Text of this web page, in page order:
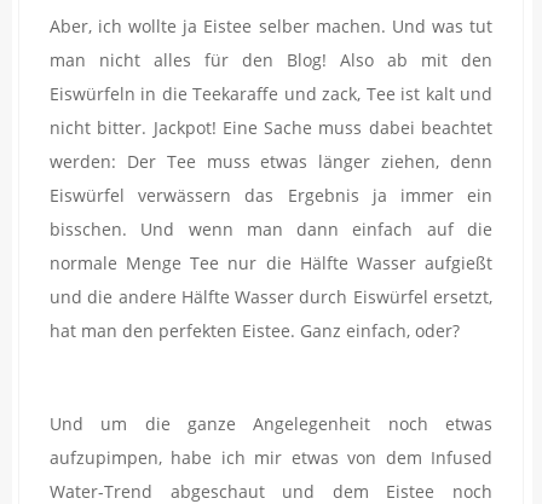
Aber, ich wollte ja Eistee selber machen. Und was tut
man nicht alles für den Blog! Also ab mit den
Eiswürfeln in die Teekaraffe und zack, Tee ist kalt und
nicht bitter. Jackpot! Eine Sache muss dabei beachtet
werden: Der Tee muss etwas länger ziehen, denn
Eiswürfel verwässern das Ergebnis ja immer ein
bisschen. Und wenn man dann einfach auf die
normale Menge Tee nur die Hälfte Wasser aufgießt
und die andere Hälfte Wasser durch Eiswürfel ersetzt,
hat man den perfekten Eistee. Ganz einfach, oder?
Und um die ganze Angelegenheit noch etwas
aufzupimpen, habe ich mir etwas von dem Infused
Water-Trend abgeschaut und dem Eistee noch